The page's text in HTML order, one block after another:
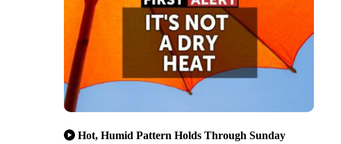
Hot, Humid Pattern Holds Through Sunday